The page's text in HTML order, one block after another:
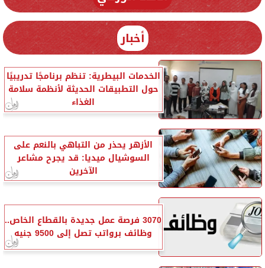
أخبار
الخدمات البيطرية: تنظم برنامجًا تدريبيًا
حول التطبيقات الحديثة لأنظمة سلامة
الغذاء
الأزهر يحذر من التباهي بالنعم على
السوشيال ميديا: قد يجرح مشاعر
الآخرين
3070 فرصة عمل جديدة بالقطاع الخاص..
وظائف برواتب تصل إلى 9500 جنيه